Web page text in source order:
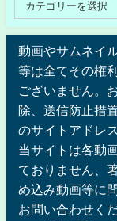
動画やサムネイ
等は全てその権
ございません。
除、送信防止措
のサイトアドレ
当サイトは各動
ておりません、
め込み動画等に
お問い合わせく